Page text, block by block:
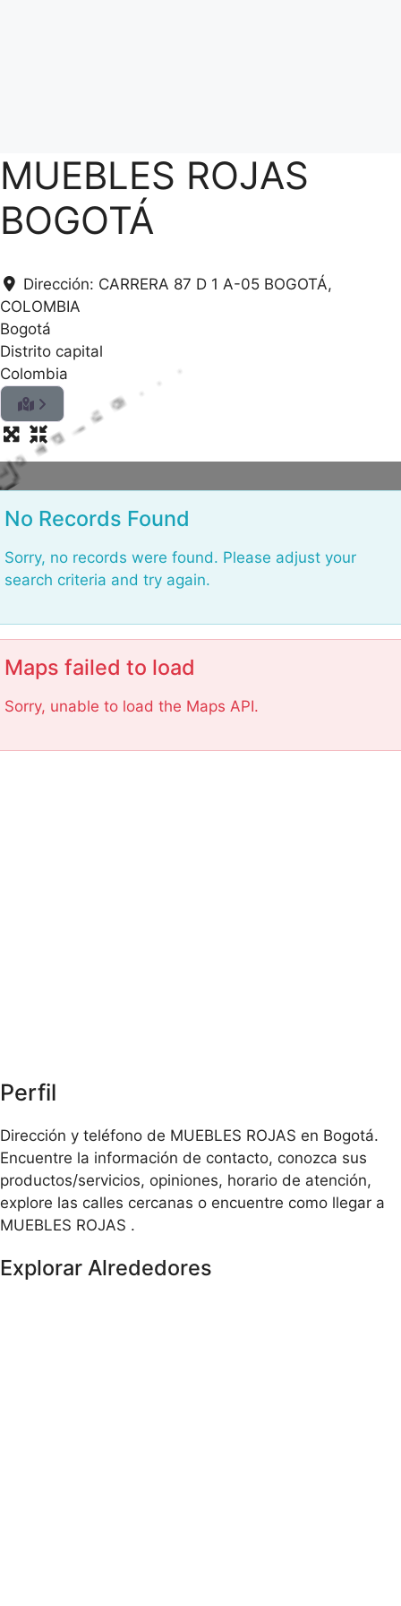
MUEBLES ROJAS
BOGOTÁ
Dirección: CARRERA 87 D 1 A-05 BOGOTÁ,
COLOMBIA
Bogotá
Distrito capital
Colombia
L
o
a
i
n
.
No Records Found
Sorry, no records were found. Please adjust your
search criteria and try again.
Maps failed to load
Sorry, unable to load the Maps API.
Perfil
Dirección y teléfono de MUEBLES ROJAS en Bogotá.
Encuentre la información de contacto, conozca sus
productos/servicios, opiniones, horario de atención,
explore las calles cercanas o encuentre como llegar a
MUEBLES ROJAS .
Explorar Alrededores